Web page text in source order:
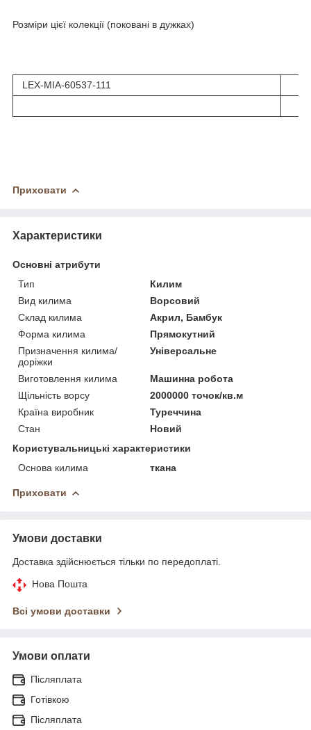
Розміри цієї колекції (поковані в дужках)
LEX-MIA-60537-111
Приховати
Характеристики
Основні атрибути
Тип
Килим
Вид килима
Ворсовий
Склад килима
Акрил, Бамбук
Форма килима
Прямокутний
Призначення килима/
доріжки
Універсальне
Виготовлення килима
Машинна робота
Щільність ворсу
2000000 точок/кв.м
Країна виробник
Туреччина
Стан
Новий
Користувальницькі характеристики
Основа килима
ткана
Приховати
Умови доставки
Доставка здійснюється тільки по передоплаті.
Нова Пошта
Всі умови доставки
Умови оплати
Післяплата
Готівкою
Післяплата